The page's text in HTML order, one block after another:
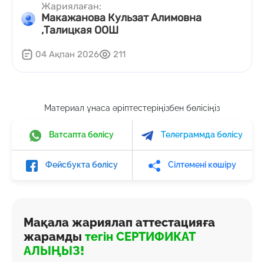
Жариялаған:
Макажанова Кульзат Алимовна
,Талицкая ООШ
04 Ақпан 2026 211
Материал ұнаса әріптестеріңізбен бөлісіңіз
Ватсапта бөлісу Телеграммда бөлісу
Фейсбукта бөлісу Сілтемені көшіру
Мақала жариялап аттестацияға
жарамды тегін СЕРТИФИКАТ
АЛЫҢЫЗ!